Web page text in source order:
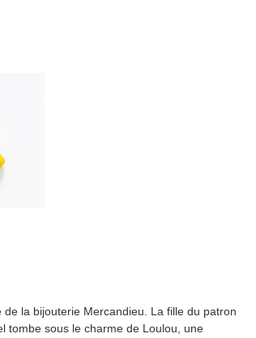
la bijouterie Mercandieu. La fille du patron
tombe sous le charme de Loulou, une